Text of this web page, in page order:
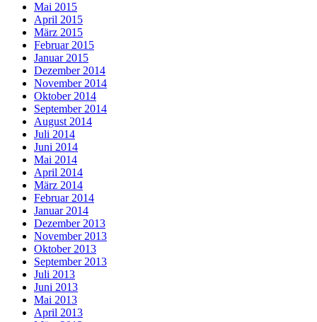
Mai 2015
April 2015
März 2015
Februar 2015
Januar 2015
Dezember 2014
November 2014
Oktober 2014
September 2014
August 2014
Juli 2014
Juni 2014
Mai 2014
April 2014
März 2014
Februar 2014
Januar 2014
Dezember 2013
November 2013
Oktober 2013
September 2013
Juli 2013
Juni 2013
Mai 2013
April 2013